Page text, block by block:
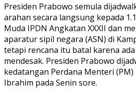
Presiden Prabowo semula
arahan secara langsung kepada
Muda IPDN Angkatan XXXII dan
aparatur sipil negara (ASN) di
tetapi rencana itu batal karena
mendesak. Presiden Prabowo
kedatangan Perdana Menteri
Ibrahim pada Senin sore.